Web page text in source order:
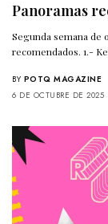
Panoramas
Segunda semana de
recomendados. 1.-
BY POTQ MAGAZINE
6 DE OCTUBRE DE 2025